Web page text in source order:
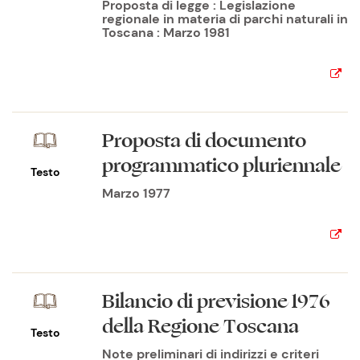
Proposta di legge : Legislazione
regionale in materia di parchi naturali in
Toscana : Marzo 1981
Testo
Proposta di documento
programmatico pluriennale
Marzo 1977
Testo
Bilancio di previsione 1976
della Regione Toscana
Note preliminari di indirizzi e criteri